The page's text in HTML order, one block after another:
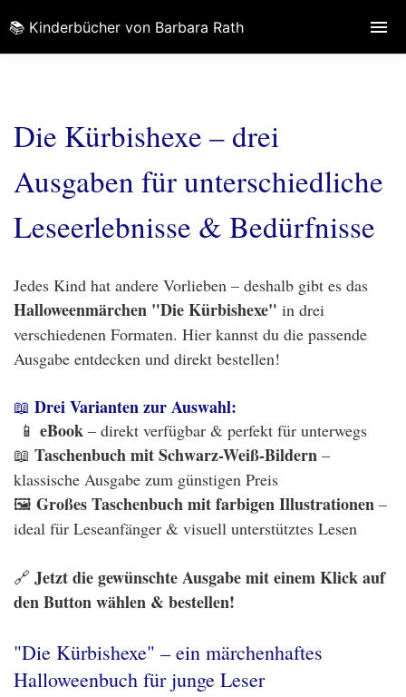
Die Kürbishexe – drei
Ausgaben für unterschiedliche
Leseerlebnisse & Bedürfnisse
Jedes Kind hat andere Vorlieben – deshalb gibt es das
Halloweenmärchen "Die Kürbishexe" in drei
verschiedenen Formaten. Hier kannst du die passende
Ausgabe entdecken und direkt bestellen!
📖 Drei Varianten zur Auswahl:
📱 eBook – direkt verfügbar & perfekt für unterwegs
📖 Taschenbuch mit Schwarz-Weiß-Bildern –
klassische Ausgabe zum günstigen Preis
🖼️ Großes Taschenbuch mit farbigen Illustrationen –
ideal für Leseanfänger & visuell unterstütztes Lesen
🔗 Jetzt die gewünschte Ausgabe mit einem Klick auf
den Button wählen & bestellen!
"Die Kürbishexe" – ein märchenhaftes
Halloweenbuch für junge Leser
📚 Kinderbücher von Barbara Rath